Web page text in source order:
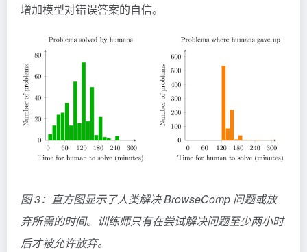
增加模型对错误答案的自信。
图 3：直方图显示了人类解决 BrowseComp 问题或放
弃所需的时间。训练师只有在尝试解决问题至少两小时
后才被允许放弃。